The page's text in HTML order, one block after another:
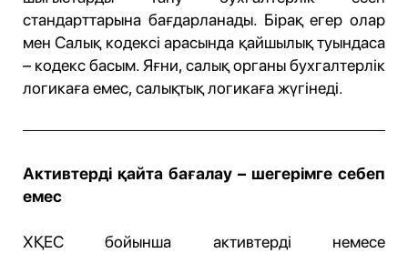
стандарттарына бағдарланады. Бірақ егер олар
мен Салық кодексі арасында қайшылық туындаса
– кодекс басым. Яғни, салық органы бухгалтерлік
логикаға емес, салықтық логикаға жүгінеді.
Активтерді қайта бағалау – шегерімге себеп
емес
ХҚЕС бойынша активтерді немесе